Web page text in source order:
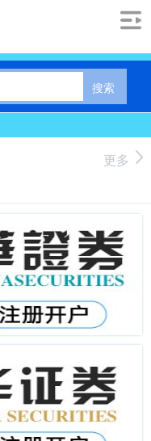
搜索
更多